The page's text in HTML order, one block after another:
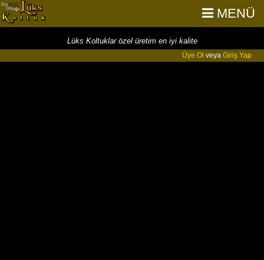
MENÜ
Lüks Koltuklar özel üretim en iyi kalite
Üye Ol veya Giriş Yap